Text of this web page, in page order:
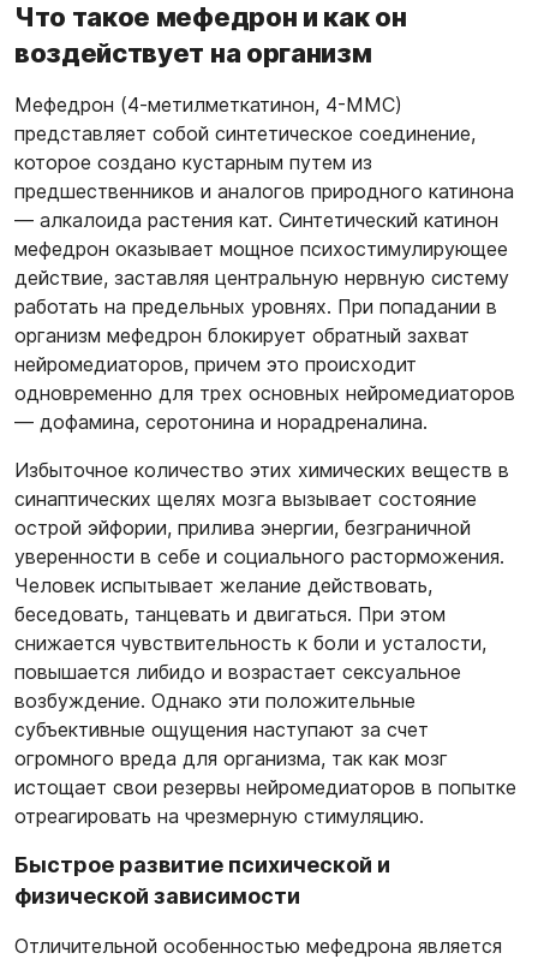
Что такое мефедрон и как он
воздействует на организм
Мефедрон (4-метилметкатинон, 4-MMC)
представляет собой синтетическое соединение,
которое создано кустарным путем из
предшественников и аналогов природного катинона
— алкалоида растения кат. Синтетический катинон
мефедрон оказывает мощное психостимулирующее
действие, заставляя центральную нервную систему
работать на предельных уровнях. При попадании в
организм мефедрон блокирует обратный захват
нейромедиаторов, причем это происходит
одновременно для трех основных нейромедиаторов
— дофамина, серотонина и норадреналина.
Избыточное количество этих химических веществ в
синаптических щелях мозга вызывает состояние
острой эйфории, прилива энергии, безграничной
уверенности в себе и социального расторможения.
Человек испытывает желание действовать,
беседовать, танцевать и двигаться. При этом
снижается чувствительность к боли и усталости,
повышается либидо и возрастает сексуальное
возбуждение. Однако эти положительные
субъективные ощущения наступают за счет
огромного вреда для организма, так как мозг
истощает свои резервы нейромедиаторов в попытке
отреагировать на чрезмерную стимуляцию.
Быстрое развитие психической и
физической зависимости
Отличительной особенностью мефедрона является